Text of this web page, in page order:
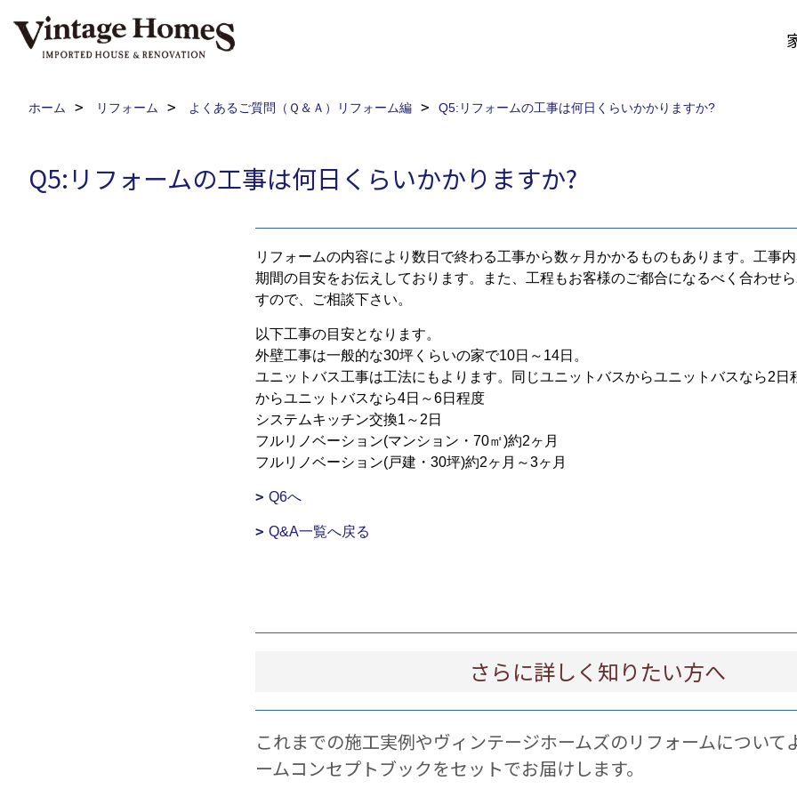
ホーム リフォーム よくあるご質問（Ｑ＆Ａ）リフォーム編 Q5:リフォームの工事は何日くらいかかりますか?
Q5:リフォームの工事は何日くらいかかりますか?
リフォームの内容により数日で終わる工事から数ヶ月かかるものもあります。工事
期間の目安をお伝えしております。また、工程もお客様のご都合になるべく合わせ
すので、ご相談下さい。
以下工事の目安となります。
外壁工事は一般的な30坪くらいの家で10日～14日。
ユニットバス工事は工法にもよります。同じユニットバスからユニットバスなら2日
からユニットバスなら4日～6日程度
システムキッチン交換1～2日
フルリノベーション(マンション・70㎡)約2ヶ月
フルリノベーション(戸建・30坪)約2ヶ月～3ヶ月
Q6へ
Q&A一覧へ戻る
さらに詳しく知りたい方へ
これまでの施工実例やヴィンテージホームズのリフォームについて
ームコンセプトブックをセットでお届けします。